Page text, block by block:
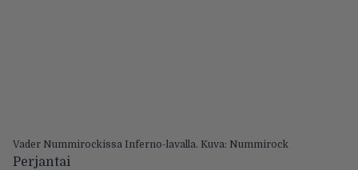
Vader Nummirockissa Inferno-lavalla. Kuva: Nummirock
Perjantai